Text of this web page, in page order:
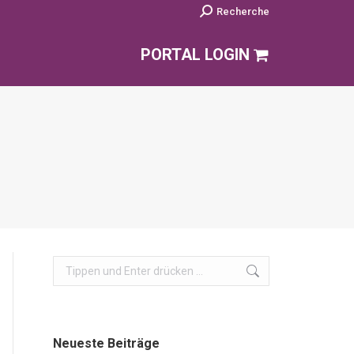
Search:Recherche
PORTAL LOGIN
Search:
Neueste Beiträge